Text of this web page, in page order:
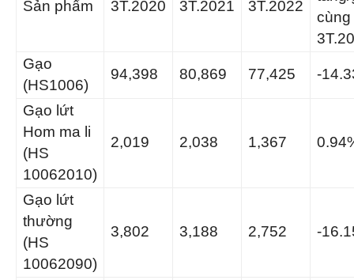
Sản phẩm 3T.2020 3T.2021 3T.2022
cùng
Gạo
(HS1006)
94,398 80,869 77,425 -
Gạo lứt
Hom ma li
(HS
10062010)
2,019 2,038 1,367
Gạo lứt
thường
(HS
10062090)
3,802 3,188 2,752 -